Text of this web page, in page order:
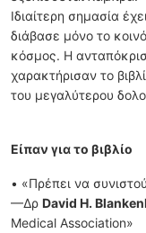
Ιδιαίτερη σημασία
διάβασε μόνο το
κόσμος. Η
χαρακτήρισαν το
του μεγαλύτερου
Είπαν για το βιβλίο
• «Πρέπει να
—Δρ David H.
Medical Association»